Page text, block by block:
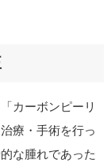
カーボンピーリ
療・手術を行っ
な腫れであった